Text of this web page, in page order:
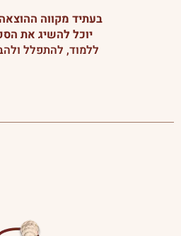
בעתיד מקווה
יוכל להשיג את
ללמוד, להתפלל